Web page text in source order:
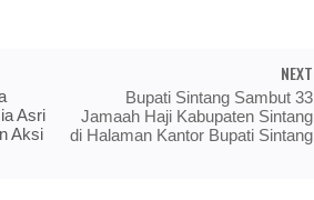
Asri
Aksi
NEXT
Bupati Sintang Sambut 33
Jamaah Haji Kabupaten Sintang
di Halaman Kantor Bupati Sintang